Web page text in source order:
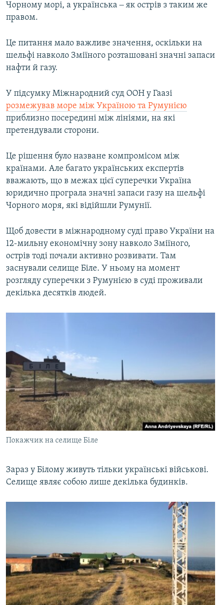
Чорному морі, а українська ‒ як острів з таким же
правом.
Це питання мало важливе значення, оскільки на
шельфі навколо Зміїного розташовані значні запаси
нафти й газу.
У підсумку Міжнародний суд ООН у Гаазі
розмежував море між Україною та Румунією
приблизно посередині між лініями, на які
претендували сторони.
Це рішення було назване компромісом між
країнами. Але багато українських експертів
вважають, що в межах цієї суперечки Україна
юридично програла значні запаси газу на шельфі
Чорного моря, які відійшли Румунії.
Щоб довести в міжнародному суді право України на
12-мильну економічну зону навколо Зміїного,
острів тоді почали активно розвивати. Там
заснували селище Біле. У ньому на момент
розгляду суперечки з Румунією в суді проживали
декілька десятків людей.
Покажчик на селище Біле
Зараз у Білому живуть тільки українські військові.
Селище являє собою лише декілька будинків.